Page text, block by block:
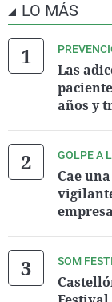
LO MÁS
Las
años y
GOLPE A
Cae
SOM